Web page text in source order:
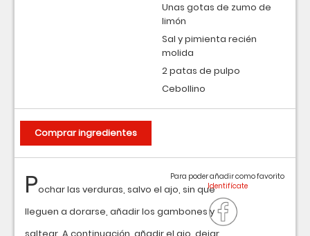
Pochar las verduras, salvo el ajo, sin que
lleguen a dorarse, añadir los gambones y
Para poder añadir como favorito
Unas gotas de zumo de
limón
Sal y pimienta recién
molida
2 patas de pulpo
Cebollino
Comprar ingredientes